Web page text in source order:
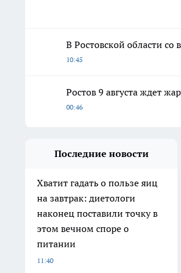
В Ростовской области
10:45
Ростов 9 августа ждет
00:46
Последние новости
Хватит гадать о пользе яиц
на завтрак: диетологи
наконец поставили точку в
этом вечном споре о
питании
11:40